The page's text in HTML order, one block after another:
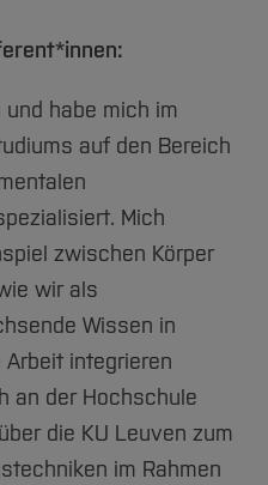
habe mich im
auf den Bereich
Mich
zwischen Körper
wir als
Wissen in
integrieren
an der Hochschule
die KU Leuven zum
im Rahmen